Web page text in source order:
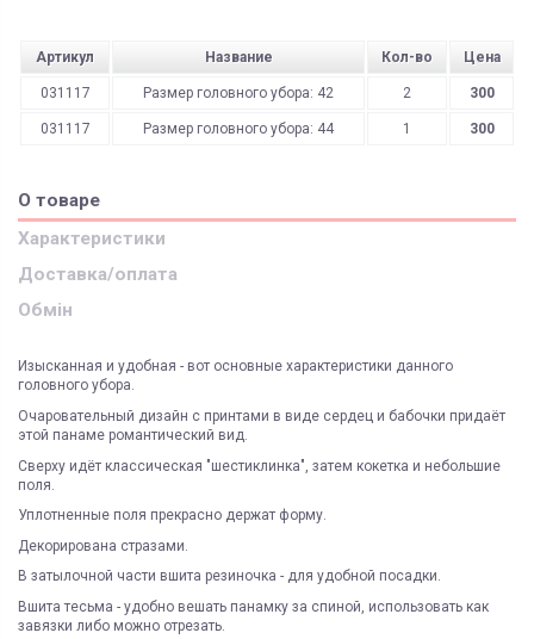
Артикул Название Кол-во Цена
031117 Размер головного убора: 42 2 300
031117 Размер головного убора: 44 1 300
О товаре
Характеристики
Доставка/оплата
Обмін
Изысканная и удобная - вот основные характеристики данного
головного убора.
Очаровательный дизайн с принтами в виде сердец и бабочки придаёт
этой панаме романтический вид.
Сверху идёт классическая "шестиклинка", затем кокетка и небольшие
поля.
Уплотненные поля прекрасно держат форму.
Декорирована стразами.
В затылочной части вшита резиночка - для удобной посадки.
Вшита тесьма - удобно вешать панамку за спиной, использовать как
завязки либо можно отрезать.